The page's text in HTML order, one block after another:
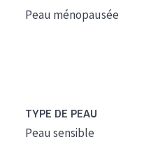
Peau ménopausée
TYPE DE PEAU
Peau sensible